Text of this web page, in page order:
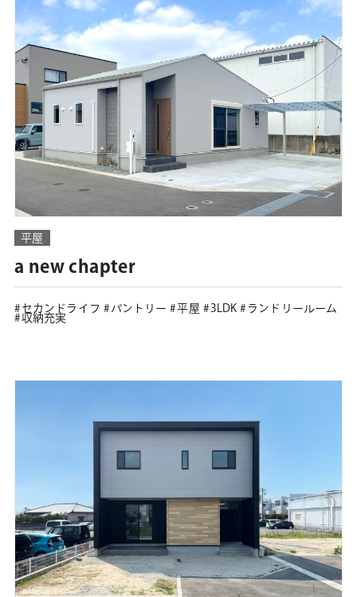
平屋
a new chapter
セカンドライフ パントリー 平屋 3LDK
ランドリールーム
収納充実